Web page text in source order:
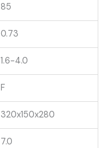
85
0.73
1.6-4.0
F
320x150x280
7.0